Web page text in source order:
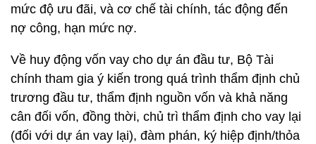
mức độ ưu đãi, và cơ chế tài chính, tác động đến
nợ công, hạn mức nợ.
Về huy động vốn vay cho dự án đầu tư, Bộ Tài
chính tham gia ý kiến trong quá trình thẩm định chủ
trương đầu tư, thẩm định nguồn vốn và khả năng
cân đối vốn, đồng thời, chủ trì thẩm định cho vay lại
(đối với dự án vay lại), đàm phán, ký hiệp định/thỏa